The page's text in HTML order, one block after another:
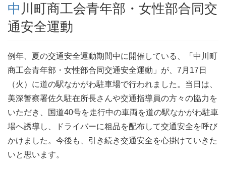
中川町商工会青年部・女性部合同交
通安全運動
例年、夏の交通安全運動期間中に開催している、「中川町
商工会青年部・女性部合同交通安全運動」が、7月17日
（火）に道の駅なかがわ駐車場で行われました。当日は、
美深警察署佐久駐在所長さんや交通指導員の方々の協力を
いただき、国道40号を走行中の車両を道の駅なかがわ駐車
場へ誘導し、ドライバーに粗品を配布して交通安全を呼び
かけました。今後も、引き続き交通安全を心掛けていきた
いと思います。